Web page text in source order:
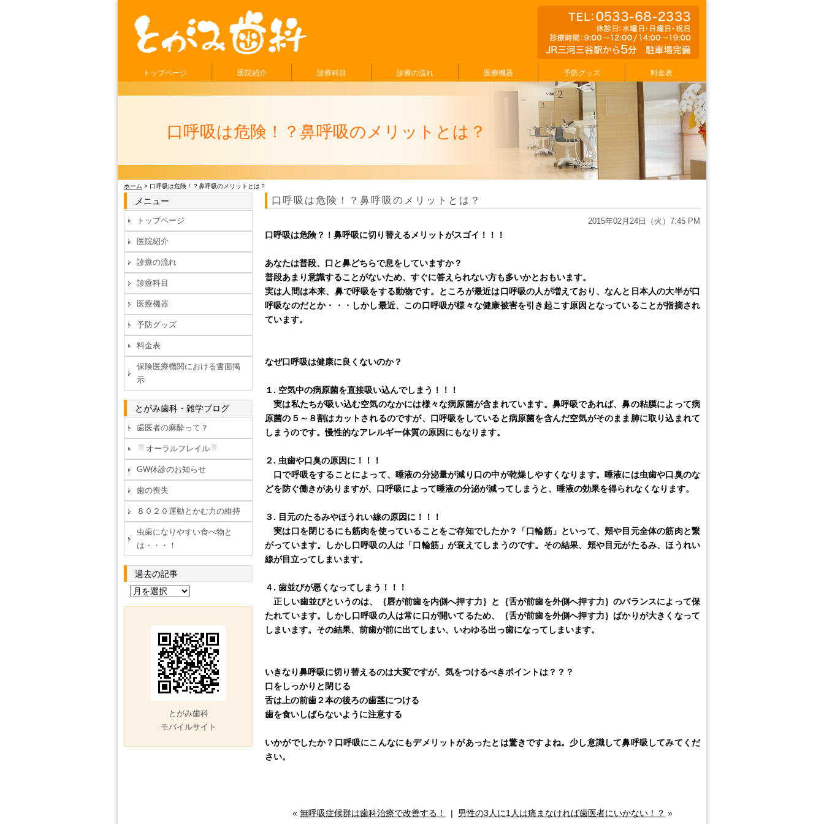
トップページ 医院紹介 診療科目 診療の流れ 医療機器 予防グッズ 料金表
口呼吸は危険！？鼻呼吸のメリットとは？
ホーム > 口呼吸は危険！？鼻呼吸のメリットとは？
口呼吸は危険！？鼻呼吸のメリットとは？
2015年02月24日（火）7:45 PM
口呼吸は危険？！鼻呼吸に切り替えるメリットがスゴイ！！！
あなたは普段、口と鼻どちらで息をしていますか？
普段あまり意識することがないため、すぐに答えられない方も多いかとおもいます。
実は人間は本来、鼻で呼吸をする動物です。ところが最近は口呼吸の人が増えており、なんと日本人の大半が口
呼吸なのだとか・・・しかし最近、この口呼吸が様々な健康被害を引き起こす原因となっていることが指摘され
ています。
なぜ口呼吸は健康に良くないのか？
１. 空気中の病原菌を直接吸い込んでしまう！！！
実は私たちが吸い込む空気のなかには様々な病原菌が含まれています。鼻呼吸であれば、鼻の粘膜によって病
原菌の５～８割はカットされるのですが、口呼吸をしていると病原菌を含んだ空気がそのまま肺に取り込まれて
しまうのです。慢性的なアレルギー体質の原因にもなります。
２. 虫歯や口臭の原因に！！！
口で呼吸をすることによって、唾液の分泌量が減り口の中が乾燥しやすくなります。唾液には虫歯や口臭のな
どを防ぐ働きがありますが、口呼吸によって唾液の分泌が減ってしまうと、唾液の効果を得られなくなります。
３. 目元のたるみやほうれい線の原因に！！！
実は口を閉じるにも筋肉を使っていることをご存知でしたか？「口輪筋」といって、頬や目元全体の筋肉と繋
がっています。しかし口呼吸の人は「口輪筋」が衰えてしまうのです。その結果、頬や目元がたるみ、ほうれい
線が目立ってしまいます。
４. 歯並びが悪くなってしまう！！！
正しい歯並びというのは、｛唇が前歯を内側へ押す力｝と｛舌が前歯を外側へ押す力｝のバランスによって保
たれています。しかし口呼吸の人は常に口が開いてるため、｛舌が前歯を外側へ押す力｝ばかりが大きくなって
しまいます。その結果、前歯が前に出てしまい、いわゆる出っ歯になってしまいます。
いきなり鼻呼吸に切り替えるのは大変ですが、気をつけるべきポイントは？？？
口をしっかりと閉じる
舌は上の前歯２本の後ろの歯茎につける
歯を食いしばらないように注意する
いかがでしたか？口呼吸にこんなにもデメリットがあったとは驚きですよね。少し意識して鼻呼吸してみてくだ
さい。
« 無呼吸症候群は歯科治療で改善する！ | 男性の3人に1人は痛まなければ歯医者にいかない！？ »
メニュー
トップページ
医院紹介
診療の流れ
診療科目
医療機器
予防グッズ
料金表
保険医療機関における書面掲
示
とがみ歯科・雑学ブログ
歯医者の麻酔って？
オーラルフレイル
GW休診のお知らせ
歯の喪失
８０２０運動とかむ力の維持
虫歯になりやすい食べ物と
は・・・！
過去の記事
とがみ歯科
モバイルサイト